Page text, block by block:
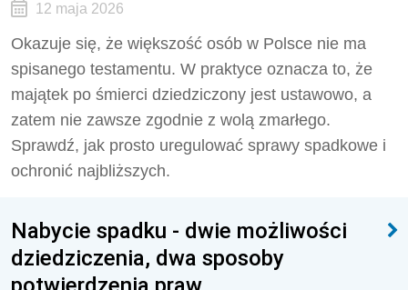
12 maja 2026
Okazuje się, że większość osób w Polsce nie ma
spisanego testamentu. W praktyce oznacza to, że
majątek po śmierci dziedziczony jest ustawowo, a
zatem nie zawsze zgodnie z wolą zmarłego.
Sprawdź, jak prosto uregulować sprawy spadkowe i
ochronić najbliższych.
Nabycie spadku - dwie możliwości
dziedziczenia, dwa sposoby